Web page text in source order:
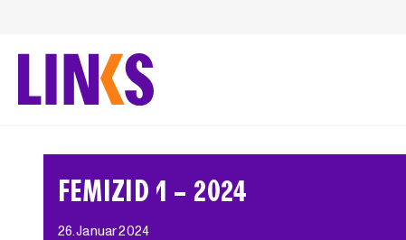
springen
FEMIZID 1 – 2024
26. Januar 2024